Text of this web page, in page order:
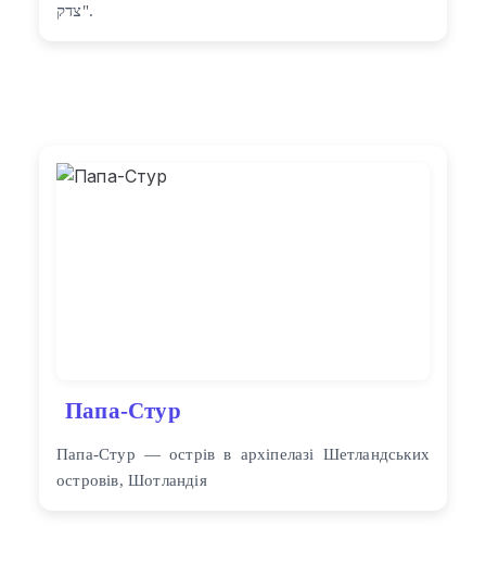
צדק".
Папа-Стур
Папа-Стур — острів в архіпелазі Шетландських
островів, Шотландія